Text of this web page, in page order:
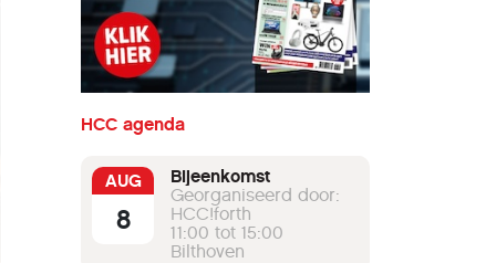
HCC agenda
AUG
8
Bijeenkomst
Georganiseerd door:
HCC!forth
11:00 tot 15:00
Bilthoven